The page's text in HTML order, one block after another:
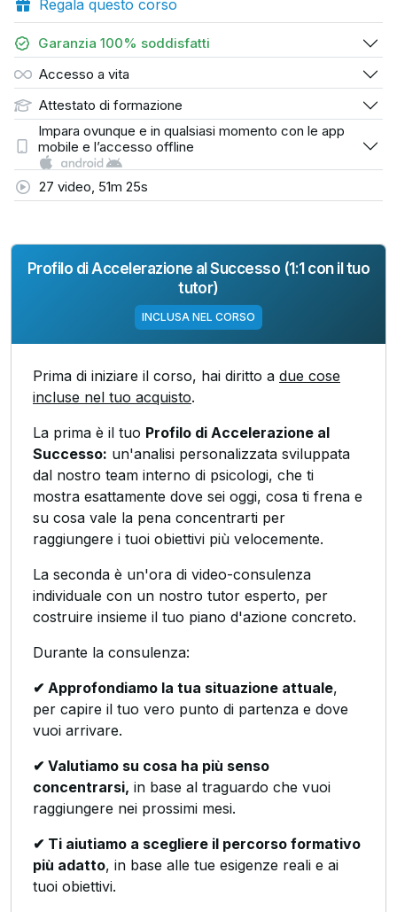
Regala questo corso
Garanzia 100% soddisfatti
Accesso a vita
Attestato di formazione
Impara ovunque e in qualsiasi momento con le app
mobile e l’accesso offline
27 video, 51m 25s
Profilo di Accelerazione al Successo (1:1 con il tuo
tutor)
INCLUSA NEL CORSO
Prima di iniziare il corso, hai diritto a due cose
incluse nel tuo acquisto.
La prima è il tuo Profilo di Accelerazione al
Successo: un'analisi personalizzata sviluppata
dal nostro team interno di psicologi, che ti
mostra esattamente dove sei oggi, cosa ti frena e
su cosa vale la pena concentrarti per
raggiungere i tuoi obiettivi più velocemente.
La seconda è un'ora di video-consulenza
individuale con un nostro tutor esperto, per
costruire insieme il tuo piano d'azione concreto.
Durante la consulenza:
✔ Approfondiamo la tua situazione attuale,
per capire il tuo vero punto di partenza e dove
vuoi arrivare.
✔ Valutiamo su cosa ha più senso
concentrarsi, in base al traguardo che vuoi
raggiungere nei prossimi mesi.
✔ Ti aiutiamo a scegliere il percorso formativo
più adatto, in base alle tue esigenze reali e ai
tuoi obiettivi.